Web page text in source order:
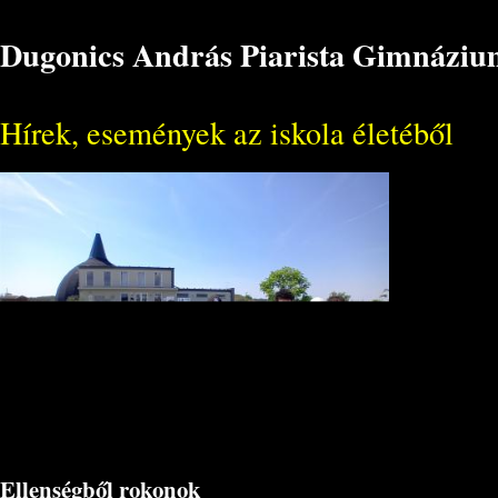
Dugonics András Piarista
Hírek, események az iskola életéből
Ellenségből rokonok